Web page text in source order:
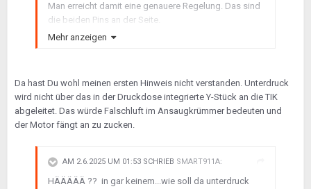
Man erreicht damit eine genauere Regelung. Das sind
die beiden Pins an der Seite.
und gelangt dann vor die Ansaugung Turbo.
Mehr anzeigen
Da hast Du wohl meinen ersten Hinweis nicht verstanden. Unterdruck
wird nicht über das in der Druckdose integrierte Y-Stück an die TIK
abgeleitet. Das würde Falschluft im Ansaugkrümmer bedeuten und
der Motor fängt an zu zucken.
AM 2.6.2025 UM 01:53 SCHRIEB SMART911A:
HÄÄÄÄÄ ?? in gar keinem...wie soll da unterdruck